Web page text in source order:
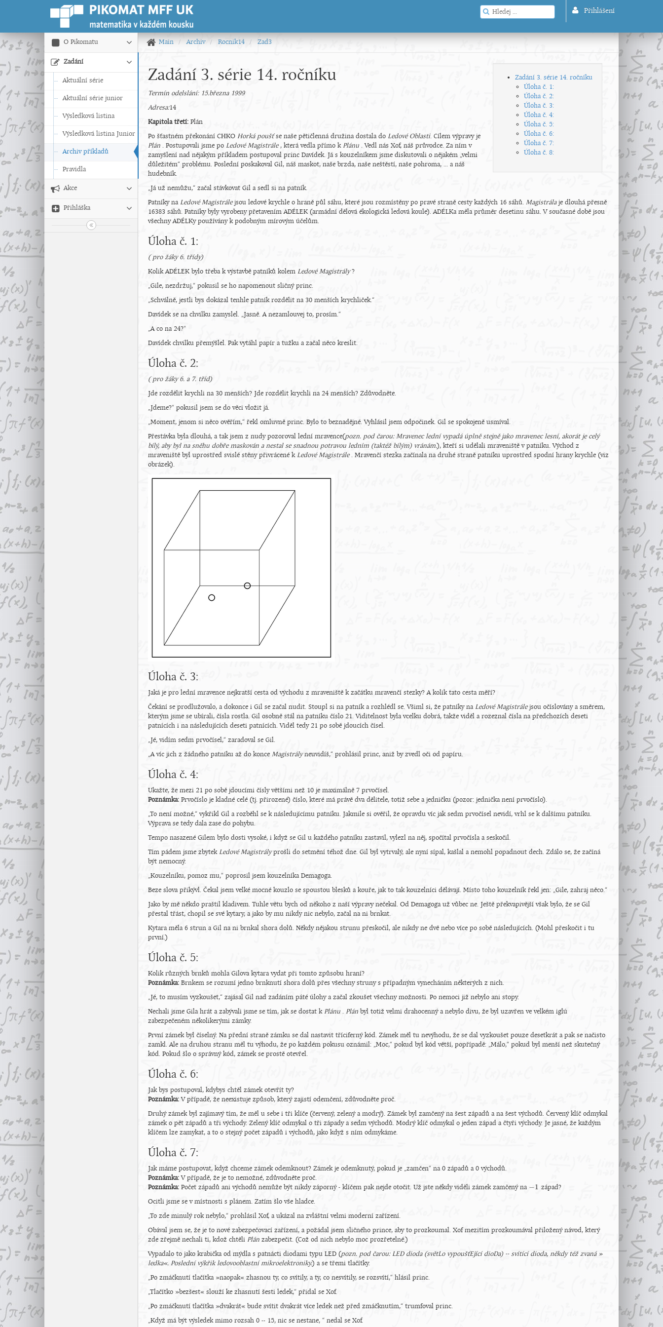
Přihlášení
O Pikomatu
Zadání
Aktuální série
Aktuální série junior
Výsledková listina
Výsledková listina Junior
Archiv příkladů
Pravidla
Akce
Přihláška
Main Archiv Rocnik14 Zad3
Zadání 3. série 14. ročníku
Úloha č. 1:
Úloha č. 2:
Úloha č. 3:
Úloha č. 4:
Úloha č. 5:
Úloha č. 6:
Úloha č. 7:
Úloha č. 8:
Zadání 3. série 14. ročníku
Termín odelslání: 15.března 1999
Adresa:14
Kapitola třetí: Plán
Po šťastném překonání CHKO Horká poušťse naše pětičlenná družina dostala do Ledové Oblasti. Cílem výpravy je
Plán . Postupovali jsme po Ledové Magistrále, která vedla přímo kPlánu . Vedl nás Xof, náš průvodce. Za ním v
zamyšlení nad nějakým příkladem postupoval princ Davídek. Já s kouzelníkem jsme diskutovali o nějakém „velmi
důležitém“ problému. Poslední poskakoval Gil, náš maskot, naše brzda, naše neštěstí, naše pohroma, ... a náš
hudebník.
„Já už nemůžu,“ začal stávkovat Gil a sedl si na patník.
Patníky na Ledové Magistrálejsou ledové krychle o hraně půl sáhu, které jsou rozmístěny po pravé straně cesty každých 16 sáhů. Magistrálaje dlouhá přesně
16383 sáhů. Patníky byly vyrobeny přetavením ADÉLEK (armádní dělová ékologická ledová koule). ADÉLKa měla průměr desetinu sáhu. V současné době jsou
všechny ADÉLKy používány k podobným mírovým účelům.
Úloha č. 1:
( pro žáky 6. třídy)
Kolik ADÉLEK bylo třeba k výstavbě patníků kolem Ledové Magistrály?
„Gile, nezdržuj,“ pokusil se ho napomenout sličný princ.
„Schválně, jestli bys dokázal tenhle patník rozdělit na 30 menších krychliček.“
Davídek se na chvilku zamyslel. „Jasně. A nezamlouvej to, prosím.“
„A co na 24?“
Davídek chvilku přemýšlel. Pak vytáhl papír a tužku a začal něco kreslit.
Úloha č. 2:
( pro žáky 6. a 7. tříd)
Jde rozdělit krychli na 30 menších? Jde rozdělit krychli na 24 menších? Zdůvodněte.
„Jdeme?“ pokusil jsem se do věci vložit já.
„Moment, jenom si něco ověřím,“ řekl omluvně princ. Bylo to beznadějné. Vyhlásil jsem odpočinek. Gil se spokojeně usmíval.
Přestávka byla dlouhá, a tak jsem z nudy pozoroval lední mravence(pozn. pod čarou: Mravenec lední vypadá úplně stejně jako mravenec lesní, akorát je celý
bílý, aby byl na sněhu dobře maskován a nestal se snadnou potravou ledním (taktéž bílým) vránám.), kteří si udělali mraveniště v patníku. Východ z
mraveniště byl uprostřed svislé stěny přivrácené kLedové Magistrále. Mravenčí stezka začínala na druhé straně patníku uprostřed spodní hrany krychle (viz
obrázek).
Úloha č. 3:
Jaká je pro lední mravence nejkratší cesta od východu z mraveniště k začátku mravenčí stezky? A kolik tato cesta měří?
Čekání se prodlužovalo, a dokonce i Gil se začal nudit. Stoupl si na patník a rozhlédl se. Všiml si, že patníky na Ledové Magistrálejsou očíslovány a směrem,
kterým jsme se ubírali, čísla rostla. Gil osobně stál na patníku číslo 21. Viditelnost byla vcelku dobrá, takže viděl a rozeznal čísla na předchozích deseti
patnících i na následujících deseti patnících. Viděl tedy 21 po sobě jdoucích čísel.
„Jé, vidím sedm prvočísel,“ zaradoval se Gil.
„A víc jich z žádného patníku až do konce Magistrályneuvidíš,“ prohlásil princ, aniž by zvedl oči od papíru.
Úloha č. 4:
Ukažte, že mezi 21 po sobě jdoucími čísly většími než 10 je maximálně 7 prvočísel.
Poznámka: Prvočíslo je kladné celé (tj. přirozené) číslo, které má právě dva dělitele, totiž sebe a jedničku (pozor: jednička není prvočíslo).
„To není možné,“ vykřikl Gil a rozběhl se k následujícímu patníku. Jakmile si ověřil, že opravdu víc jak sedm prvočísel nevidí, vrhl se k dalšímu patníku.
Výprava se tedy dala zase do pohybu.
Tempo nasazené Gilem bylo dosti vysoké, i když se Gil u každého patníku zastavil, vylezl na něj, spočítal prvočísla a seskočil.
Tím pádem jsme zbytekLedové Magistrályprošli do setmění téhož dne. Gil byl vytrvalý, ale nyní sípal, kašlal a nemohl popadnout dech. Zdálo se, že začíná
být nemocný.
„Kouzelníku, pomoz mu,“ poprosil jsem kouzelníka Demagoga.
Beze slova přikývl. Čekal jsem velké mocné kouzlo se spoustou blesků a kouře, jak to tak kouzelníci dělávají. Místo toho kouzelník řekl jen: „Gile, zahraj něco.“
Jako by mě někdo praštil kladivem. Tuhle větu bych od někoho z naší výpravy nečekal. Od Demagoga už vůbec ne. Ještě překvapivější však bylo, že se Gil
přestal třást, chopil se své kytary, a jako by mu nikdy nic nebylo, začal na ni brnkat.
Kytara měla 6 strun a Gil na ni brnkal shora dolů. Někdy nějakou strunu přeskočil, ale nikdy ne dvě nebo více po sobě následujících. (Mohl přeskočit i tu
první.)
Úloha č. 5:
Kolik různých brnků mohla Gilova kytara vydat při tomto způsobu hraní?
Poznámka: Brnkem se rozumí jedno brnknutí shora dolů přes všechny struny s případným vynecháním některých z nich.
„Jé, to musím vyzkoušet,“ zajásal Gil nad zadáním páté úlohy a začal zkoušet všechny možnosti. Po nemoci již nebylo ani stopy.
Nechali jsme Gila hrát a zabývali jsme se tím, jak se dostat kPlánu . Plán byl totiž velmi drahocenný a nebylo divu, že byl uzavřen ve velkém iglú
zabezpečeném několikerými zámky.
První zámek byl číselný. Na přední straně zámku se dal nastavit tříciferný kód. Zámek měl tu nevýhodu, že se dal vyzkoušet pouze desetkrát a pak se načisto
zamkl. Ale na druhou stranu měl tu výhodu, že po každém pokusu oznámil: „Moc,“ pokud byl kód větší, popřípadě: „Málo,“ pokud byl menší než skutečný
kód. Pokud šlo o správný kód, zámek se prostě otevřel.
Úloha č. 6:
Jak bys postupoval, kdybys chtěl zámek otevřít ty?
Poznámka:V případě, že neexistuje způsob, který zajistí odemčení, zdůvodněte proč.
Druhý zámek byl zajímavý tím, že měl u sebe i tři klíče (červený, zelený a modrý). Zámek byl zamčený na šest západů a na šest východů. Červený klíč odmykal
zámek o pět západů a tři východy. Zelený klíč odmykal o tři západy a sedm východů. Modrý klíč odmykal o jeden západ a čtyři východy. Je jasné, že každým
klíčem lze zamykat, a to o stejný počet západů i východů, jako když s ním odmykáme.
Úloha č. 7:
Jak máme postupovat, když chceme zámek odemknout? Zámek je odemknutý, pokud je „zamčen“ na 0 západů a 0 východů.
Poznámka:V případě, že je to nemožné, zdůvodněte proč.
Poznámka: Počet západů ani východů nemůže být nikdy záporný - klíčem pak nejde otočit. Už jste někdy viděli zámek zamčený na −1
−1
západ?
Ocitli jsme se v místnosti s plánem. Zatím šlo vše hladce.
„To zde minulý rok nebylo,“ prohlásil Xof, a ukázal na zvláštní velmi moderní zařízení.
Obával jsem se, že je to nové zabezpečovací zařízení, a požádal jsem sličného prince, aby to prozkoumal. Xof mezitím prozkoumával přiložený návod, který
zde zřejmě nechali ti, kdož chtěli Plán zabezpečit. (Což od nich nebylo moc prozřetelné.)
Vypadalo to jako krabička od mýdla s patnácti diodami typu LED (pozn. pod čarou: LED dioda (světLo vypoušťEjící dioDa) -- svítící dioda, někdy též zvaná »
ledka«. Poslední výkřik ledovooblastní mikroelektroniky.) a se třemi tlačítky.
„Po zmáčknutí tlačítka »naopak« zhasnou ty, co svítily, a ty, co nesvítily, se rozsvítí,“ hlásil princ.
„Tlačítko »bezšest« slouží ke zhasnutí šesti ledek,“ přidal se Xof.
„Po zmáčknutí tlačítka »dvakrát« bude svítit dvakrát více ledek než před zmáčknutím,“ trumfoval princ.
„Když má být výsledek mimo rozsah 0 -- 15, nic se nestane, “ nedal se Xof.